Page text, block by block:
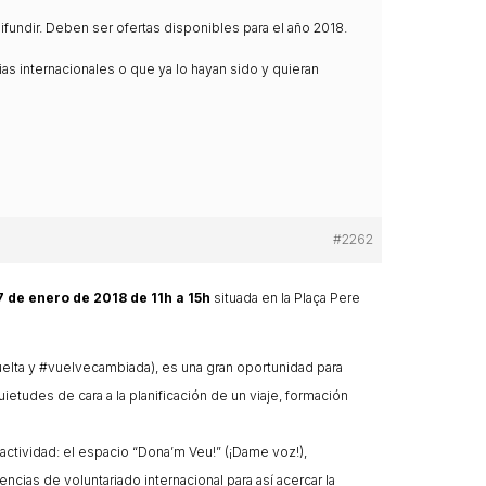
Deben ser ofertas disponibles para el año 2018.
internacionales o que ya lo hayan sido y quieran
#2262
de enero de 2018 de 11h a 15h situada en la Plaça Pere
y #vuelvecambiada), es una gran oportunidad para
de cara a la planificación de un viaje, formación
el espacio “Dona’m Veu!” (¡Dame voz!),
de voluntariado internacional para así acercar la